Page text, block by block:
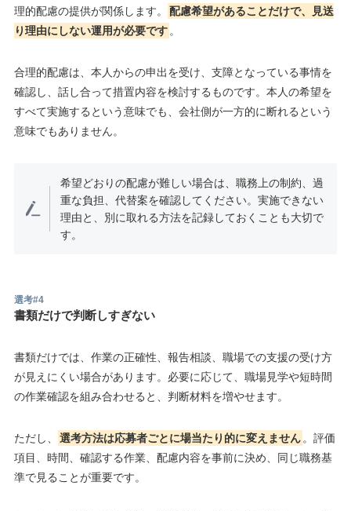
理的配慮の提供が関係します。
配慮希望があることだけで、見送
り理由にしない運用が必要です 。
合理的配慮は、本人からの申出を受け、支障となっている事情を
確認し、話し合って措置内容を検討するものです。本人の希望を
すべて実施するという意味でも、会社側が一方的に断れるという
意味でもありません。
希望どおりの配慮が難しい場合は、職務上の制約、過
重な負担、代替案を確認してください。実施できない
理由と、別に取れる方法を記録しておくことも大切で
す。
選考#4
書類だけで判断しすぎない
書類だけでは、作業の正確性、報告相談、職場での支援の受け方
が見えにくい場合があります。必要に応じて、職場見学や短時間
の作業確認を組み合わせると、判断材料を増やせます。
ただし、 選考方法は応募者ごとに場当たり的に変えません 。評価
項目、時間、確認する作業、配慮内容を事前に決め、同じ職務基
準で見ることが重要です。